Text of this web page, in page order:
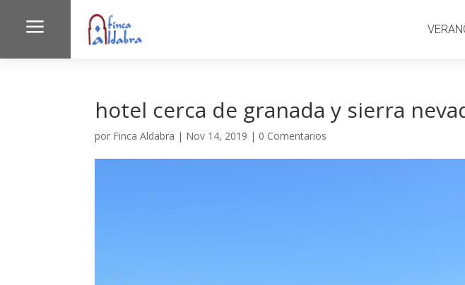
a
hotel cerca de granada y sierra
por Finca Aldabra | Nov 14, 2019 | 0 Comentarios